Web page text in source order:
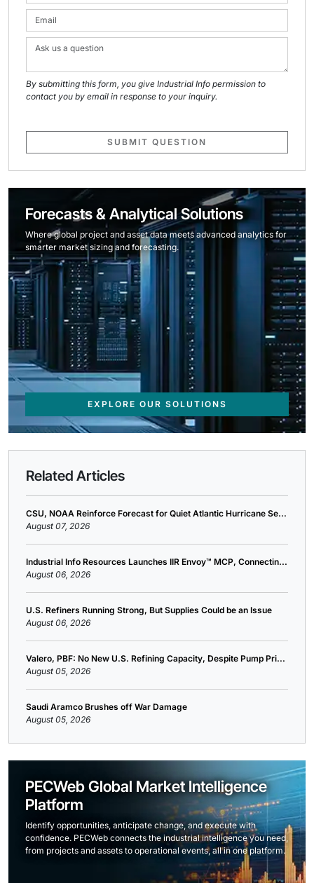
By submitting this form, you give Industrial Info permission to
contact you by email in response to your inquiry.
SUBMIT QUESTION
Forecasts & Analytical Solutions
Where global project and asset data meets advanced analytics for
smarter market sizing and forecasting.
EXPLORE OUR SOLUTIONS
Related Articles
CSU, NOAA Reinforce Forecast for Quiet Atlantic Hurricane Se...
August 07, 2026
Industrial Info Resources Launches IIR Envoy™ MCP, Connectin...
August 06, 2026
U.S. Refiners Running Strong, But Supplies Could be an Issue
August 06, 2026
Valero, PBF: No New U.S. Refining Capacity, Despite Pump Pri...
August 05, 2026
Saudi Aramco Brushes off War Damage
August 05, 2026
PECWeb Global Market Intelligence
Platform
Identify opportunities, anticipate change, and execute with
confidence. PECWeb connects the industrial intelligence you need,
from projects and assets to operational events, all in one platform.